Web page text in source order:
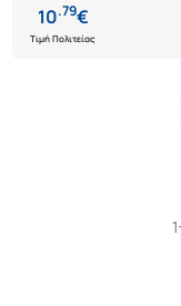
10.79€
Τιμή Πολιτείας